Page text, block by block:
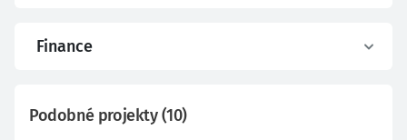
Finance
Podobné projekty(10)